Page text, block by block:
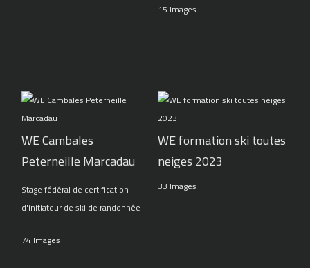
15 Images
WE Cambales
Peterneille Marcadau
Stage fédéral de certification
d'initiateur de ski de randonnée
74 Images
WE formation ski toutes
neiges 2023
33 Images